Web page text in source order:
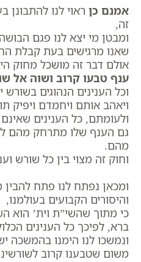
אמנם כן ראוי לנו להתבונן
זה,
ומבטן מי יצא לנו פגם
שאנו מרגישים בעת קבלת
אולם דבר זה מושכל מחוק
ענף טבעו קרוב ושוה אל
וכל הענינים הנהוגים
ויאהב אותם ויחמדם ויפיק
ולעומתם, כל הענינים
גם הענף שלו מתרחק מהם לא
מהם.
וחוק זה מצוי בין כל שורש
ומכאן נפתח לנו פתח להבין
והיסורים הקבועים בעולמנו,
כי מתוך שהשי”ת וית’ הוא
ברא, לפיכך כל הענינים
ונמשכו לנו הימנו בהמשכה
משום שטבענו קרוב